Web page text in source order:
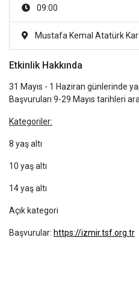
09:00
Mustafa Kemal Atatürk
Etkinlik Hakkında
31 Mayıs - 1 Haziran günlerinde
Başvuruları 9-29 Mayıs tarihleri
Kategoriler:
8 yaş altı
10 yaş altı
14 yaş altı
Açık kategori
Başvurular: https://izmir.tsf.org.tr